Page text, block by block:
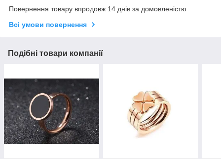
Повернення товару впродовж 14 днів за домовленістю
Всі умови повернення
Подібні товари компанії